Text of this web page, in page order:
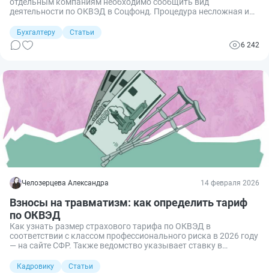
деятельности по ОКВЭД в Соцфонд. Процедура несложная и
организации и в каком порядке передают сведения.
Бухгалтеру
Статьи
6 242
Челозерцева Александра 14 февраля 2026
Взносы на травматизм: как определить тариф
по ОКВЭД
Как узнать размер страхового тарифа по ОКВЭД в
соответствии с классом профессионального риска в 2026 году
— на сайте СФР. Также ведомство указывает ставку в
Кадровику
Статьи